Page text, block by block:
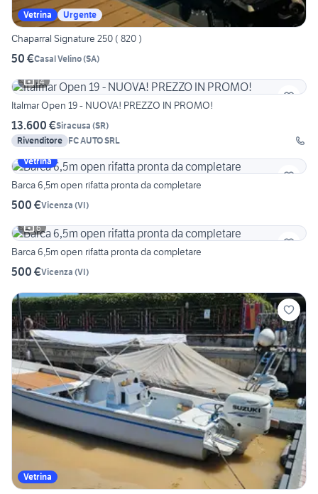
Vetrina Urgente
Chaparral Signature 250 ( 820 )
50 €Casal Velino(SA)
14
Italmar Open 19 - NUOVA! PREZZO IN PROMO!
13.600 €Siracusa (SR)
Rivenditore FC AUTO SRL
Vetrina
Barca 6,5m open rifatta pronta da completare
500 €Vicenza (VI)
6
Barca 6,5m open rifatta pronta da completare
500 €Vicenza (VI)
Vetrina